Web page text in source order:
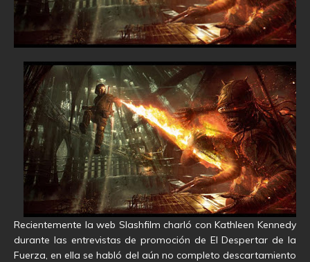
Recientemente la web Slashfilm charló con Kathleen Kennedy
durante las entrevistas de promoción de El Despertar de la
Fuerza, en ella se habló del aún no completo descartamiento